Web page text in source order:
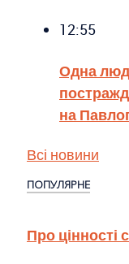
12:55
Одна
на
Всі новини
ПОПУЛЯРНЕ
Про цінності